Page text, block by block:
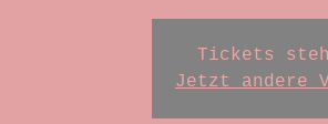
Tickets
Jetzt andere